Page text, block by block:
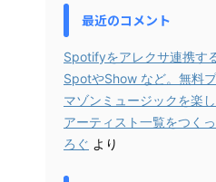
最近のコメント
Spotifyをアレクサ連携す
SpotやShow など。無料プ
マゾンミュージックを楽
アーティスト一覧をつく
ろぐ より